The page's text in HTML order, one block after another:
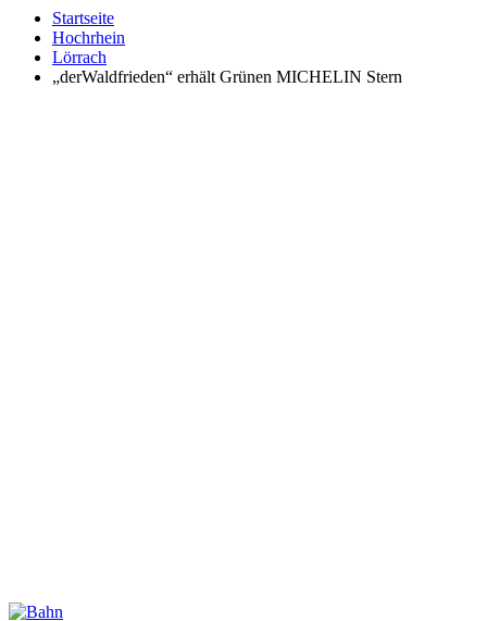
Startseite
Hochrhein
Lörrach
„derWaldfrieden“ erhält Grünen MICHELIN Stern